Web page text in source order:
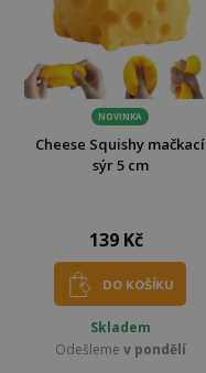
NOVINKA
Cheese Squishy mačkací
sýr 5 cm
139 Kč
DO KOŠÍKU
Skladem
Odešleme v pondělí